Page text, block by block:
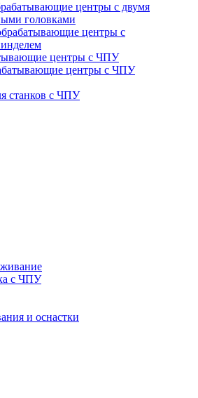
центры c двумя
головками
центры с
центры с ЧПУ
центры с ЧПУ
станков с ЧПУ
с ЧПУ
и оснастки